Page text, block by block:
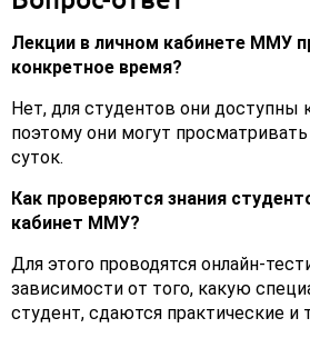
Лекции в личном кабинете ММУ
конкретное время?
Нет, для студентов они доступны
поэтому они могут
суток.
Как проверяются знания
кабинет ММУ?
Для этого проводятся онлайн-
зависимости от того, какую
студент, сдаются практические и